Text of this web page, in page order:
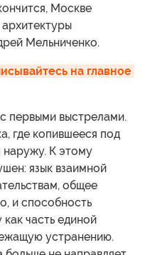
Москве
Мельниченко.
на главное
первыми выстрелами.
где копившееся под
наружу. К этому
язык взаимной
общее
и способность
часть единой
устранению.